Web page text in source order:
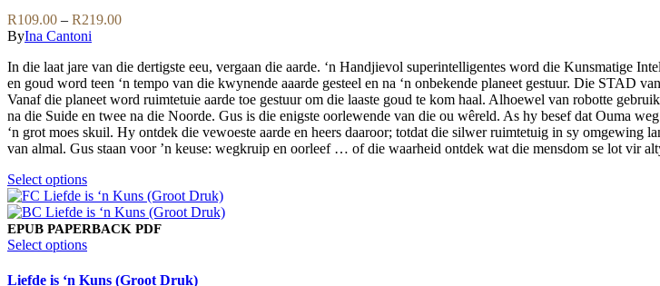
variants.
The
options
may
be
chosen
on
the
product
R109.00 – R219.00Price
through
R219.00
ByIna Cantoni
In die laat jare van die dertigste eeu, vergaan die aarde. ‘n Handjievol superintelligentes word die Kunsmatige
en goud word teen ‘n tempo van die kwynende aaarde gesteel en na ‘n onbekende planeet gestuur. Die
Vanaf die planeet word ruimtetuie aarde toe gestuur om die laaste goud te kom haal. Alhoewel van robotte
na die Suide en twee na die Noorde. Gus is die enigste oorlewende van die ou wêreld. As hy besef dat Ouma
‘n grot moes skuil. Hy ontdek die vewoeste aarde en heers daaroor; totdat die silwer ruimtetuig in sy
van almal. Gus staan voor ’n keuse: wegkruip en oorleef … of die waarheid ontdek wat die mensdom se lot vir
Select optionsThis
product
has
multiple
variants.
options
EPUB PAPERBACK PDF
Select optionsThis
has
Liefde is ‘n Kuns (Groot Druk)